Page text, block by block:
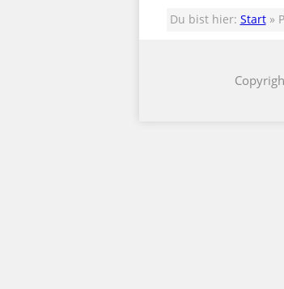
Du bist hier: Start»